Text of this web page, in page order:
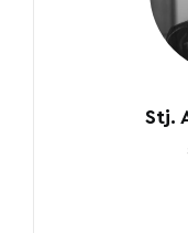
Stj.